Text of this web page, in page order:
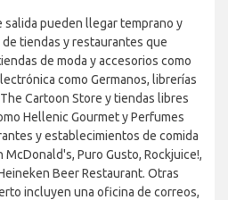
salida pueden llegar temprano y
tiendas y restaurantes que
de moda y accesorios como
como Germanos, librerías
Cartoon Store y tiendas libres
Hellenic Gourmet y Perfumes
y establecimientos de comida
Puro Gusto, Rockjuice!,
Beer Restaurant. Otras
incluyen una oficina de correos,